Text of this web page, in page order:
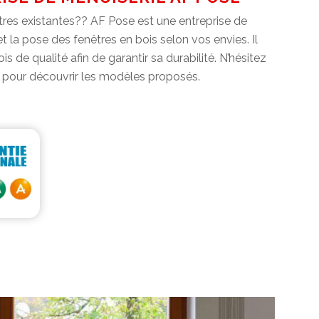
existantes?? AF Pose est une entreprise de
la pose des fenêtres en bois selon vos envies. Il
de qualité afin de garantir sa durabilité. N’hésitez
découvrir les modèles proposés.